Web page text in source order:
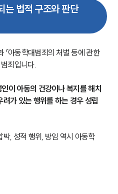
는 법적 구조와 판단
「아동학대범죄의 처벌 등에 관한
죄입니다.
이 아동의 건강이나 복지를 해치
가 있는 행위를 하는 경우 성립
, 성적 행위, 방임 역시 아동학